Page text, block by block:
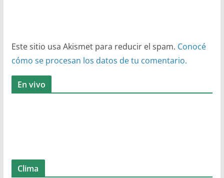
Este sitio usa Akismet para reducir el spam. Conocé
cómo se procesan los datos de tu comentario.
En vivo
Clima